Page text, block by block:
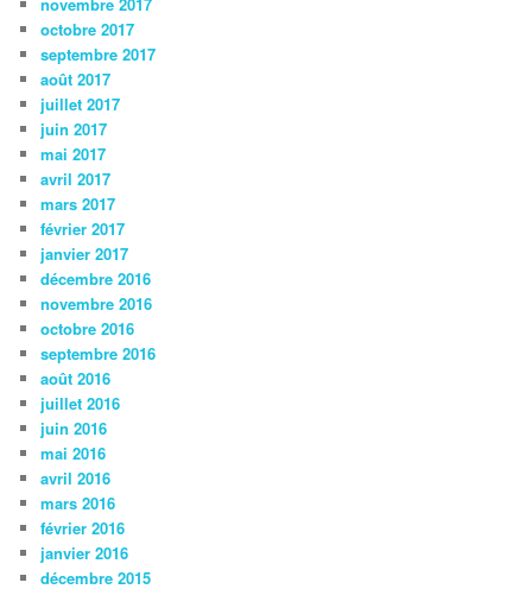
octobre 2017
septembre 2017
août 2017
juillet 2017
juin 2017
mai 2017
avril 2017
mars 2017
février 2017
janvier 2017
décembre 2016
novembre 2016
octobre 2016
septembre 2016
août 2016
juillet 2016
juin 2016
mai 2016
avril 2016
mars 2016
février 2016
janvier 2016
décembre 2015